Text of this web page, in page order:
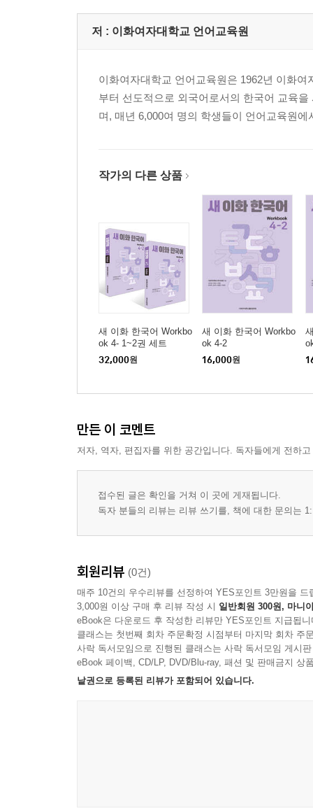
6단원 내가 사는 도시
듣기 지문 및 정답
찾아보기
교재 구성표
7단원 운동 경기와 공연
8단원 실수와 사과
10단원 음식과 생활
11단원 문제 해결
12단원 나의 진로
듣기 지문 및 정답
저 : 이화여자대학교 언어교육원
이화여자대학교 언어교육원은 1962년 이화
부터 선도적으로 외국어로서의 한국어 교육
며, 매년 6,000여 명의 학생들이 언어교육원
작가의 다른 상품
새 이화 한국어 Workbo
ok 4- 1~2권 세트
32,000원
새 이화 한국어 Workbo
ok 4-2
16,000원
만든 이 코멘트
저자, 역자, 편집자를 위한 공간입니다. 독자들에게 전하
접수된 글은 확인을 거쳐 이 곳에 게재됩니다.
독자 분들의 리뷰는 리뷰 쓰기를, 책에 대한 문의는
회원리뷰 (0건)
매주 10건의 우수리뷰를 선정하여 YES포인트 3만원을 드
3,000원 이상 구매 후 리뷰 작성 시 일반회원 300원, 마니
eBook은 다운로드 후 작성한 리뷰만 YES포인트 지급됩니
클래스는 첫번째 회차 주문확정 시점부터 마지막 회차 주
사락 독서모임으로 진행된 클래스는 사락 독서모임 게시
eBook 페이백, CD/LP, DVD/Blu-ray, 패션 및 판매금지 상
낱권으로 등록된 리뷰가 포함되어 있습니다.